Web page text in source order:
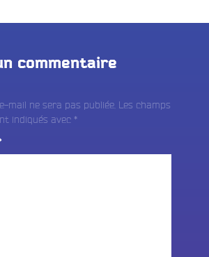
commentaire
mail ne sera pas publiée. Les champs
indiqués avec *